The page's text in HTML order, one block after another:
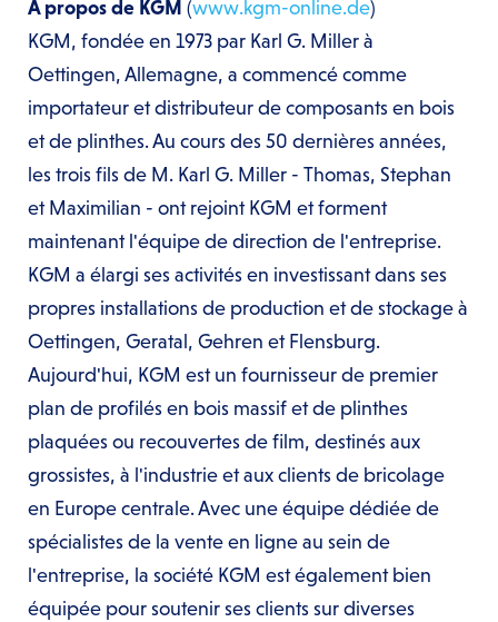
À propos de KGM (www.kgm-online.de)
KGM, fondée en 1973 par Karl G. Miller à
Oettingen, Allemagne, a commencé comme
importateur et distributeur de composants en bois
et de plinthes. Au cours des 50 dernières années,
les trois fils de M. Karl G. Miller - Thomas, Stephan
et Maximilian - ont rejoint KGM et forment
maintenant l'équipe de direction de l'entreprise.
KGM a élargi ses activités en investissant dans ses
propres installations de production et de stockage à
Oettingen, Geratal, Gehren et Flensburg.
Aujourd'hui, KGM est un fournisseur de premier
plan de profilés en bois massif et de plinthes
plaquées ou recouvertes de film, destinés aux
grossistes, à l'industrie et aux clients de bricolage
en Europe centrale. Avec une équipe dédiée de
spécialistes de la vente en ligne au sein de
l'entreprise, la société KGM est également bien
équipée pour soutenir ses clients sur diverses